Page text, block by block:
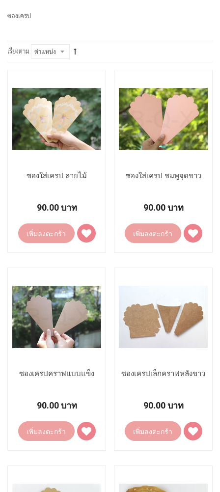
ซองเครป
เรียงตาม
ซองใส่เครป ลายไม้
90.00 บาท
เพิ่มลงตะกร้า
เพิ่ม
ไป
ซองใส่เครป ชมพูจุดขาว
90.00 บาท
เพิ่มลงตะกร้า
เพิ่ม
ไป
ซองเครปคราฟแบบแข็ง
90.00 บาท
เพิ่มลงตะกร้า
เพิ่ม
ไป
ซองเครปเล็กคราฟหลังขาว
90.00 บาท
เพิ่มลงตะกร้า
เพิ่ม
ไป